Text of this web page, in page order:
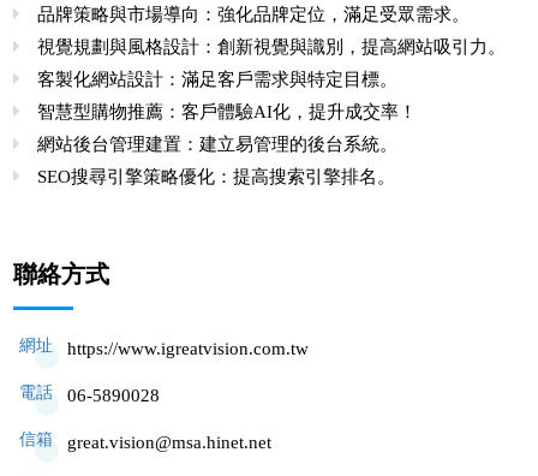
品牌策略與市場導向：強化品牌定位，滿足受眾需求。
視覺規劃與風格設計：創新視覺與識別，提高網站吸引力。
客製化網站設計：滿足客戶需求與特定目標。
智慧型購物推薦：客戶體驗AI化，提升成交率！
網站後台管理建置：建立易管理的後台系統。
SEO搜尋引擎策略優化：提高搜索引擎排名。
聯絡方式
網址 https://www.igreatvision.com.tw
電話 06-5890028
信箱 great.vision@msa.hinet.net